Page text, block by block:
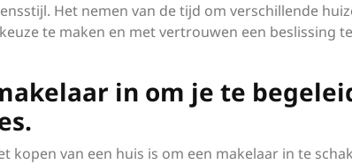
Het nemen van de tijd om verschillende
te maken en met vertrouwen een beslissing
in om je te
kopen van een huis is om een makelaar in te